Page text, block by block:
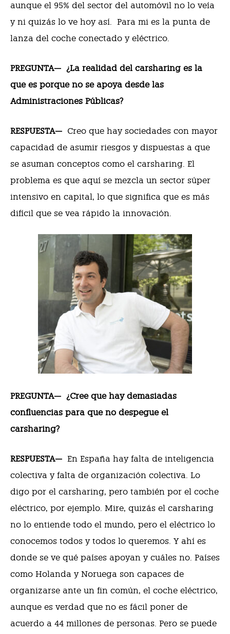
aunque el 95% del sector del automóvil no lo veía
y ni quizás lo ve hoy así. Para mi es la punta de
lanza del coche conectado y eléctrico.
PREGUNTA— ¿La realidad del carsharing es la
que es porque no se apoya desde las
Administraciones Públicas?
RESPUESTA— Creo que hay sociedades con mayor
capacidad de asumir riesgos y dispuestas a que
se asuman conceptos como el carsharing. El
problema es que aquí se mezcla un sector súper
intensivo en capital, lo que significa que es más
difícil que se vea rápido la innovación.
PREGUNTA— ¿Cree que hay demasiadas
confluencias para que no despegue el
carsharing?
RESPUESTA— En España hay falta de inteligencia
colectiva y falta de organización colectiva. Lo
digo por el carsharing, pero también por el coche
eléctrico, por ejemplo. Mire, quizás el carsharing
no lo entiende todo el mundo, pero el eléctrico lo
conocemos todos y todos lo queremos. Y ahí es
donde se ve qué países apoyan y cuáles no. Países
como Holanda y Noruega son capaces de
organizarse ante un fin común, el coche eléctrico,
aunque es verdad que no es fácil poner de
acuerdo a 44 millones de personas. Pero se puede